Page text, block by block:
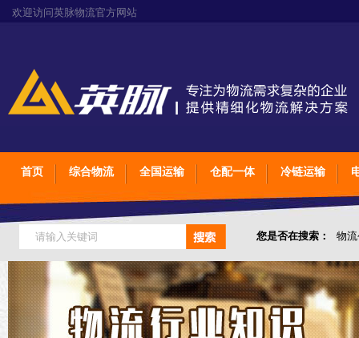
欢迎访问英脉物流官方网站
首页 综合物流 全国运输 仓配一体 冷链运输
您是否在搜索： 物
仓储综合专业定制物